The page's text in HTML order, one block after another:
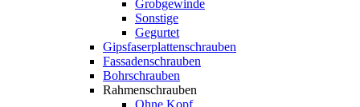
Grobgewinde
Sonstige
Gegurtet
Gipsfaserplattenschrauben
Fassadenschrauben
Bohrschrauben
Rahmenschrauben
Ohne Kopf